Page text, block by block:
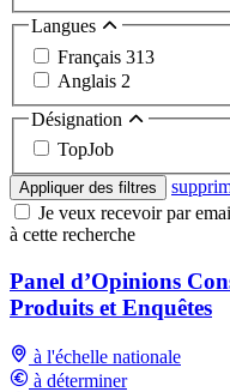
Langues
Français 313
Anglais 2
Désignation
TopJob
Appliquer des filtres
Je veux recevoir par
à cette recherche
Panel d’Opinions
Produits et Enquêtes
à l'échelle nationale
à déterminer